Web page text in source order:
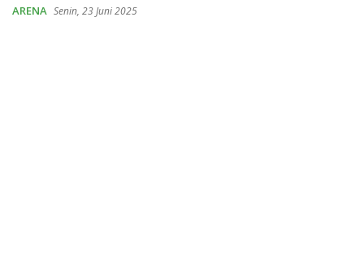
ARENA Senin, 23 Juni 2025